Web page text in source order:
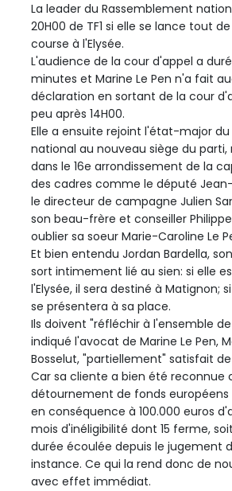
La leader du Rassemblement
20H00 de TF1 si elle se lance tout
course à l'Elysée.
L'audience de la cour d'appel a
minutes et Marine Le Pen n'a fait
déclaration en sortant de la cour
peu après 14H00.
Elle a ensuite rejoint l'état-major
national au nouveau siège du
dans le 16e arrondissement de la
des cadres comme le député
le directeur de campagne Julien
son beau-frère et conseiller
oublier sa soeur Marie-Caroline Le
Et bien entendu Jordan Bardella,
sort intimement lié au sien: si elle
l'Elysée, il sera destiné à Matignon;
se présentera à sa place.
Ils doivent "réfléchir à l'ensemble
indiqué l'avocat de Marine Le Pen,
Bosselut, "partiellement" satisfait
Car sa cliente a bien été reconnue
détournement de fonds
en conséquence à 100.000 euros
mois d'inéligibilité dont 15 ferme,
durée écoulée depuis le jugement
instance. Ce qui la rend donc de
avec effet immédiat.